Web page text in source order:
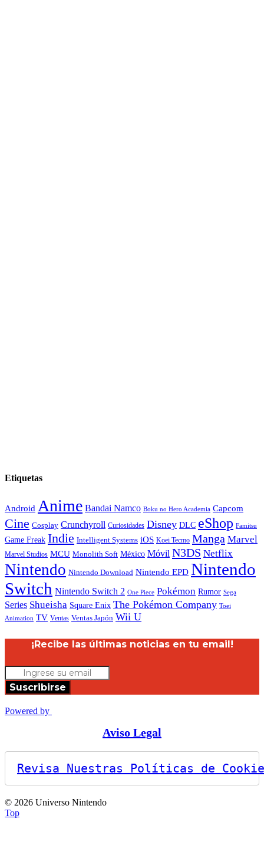
Etiquetas
Android Anime Bandai Namco Boku no Hero Academia Capcom
Cine Cosplay Crunchyroll Curiosidades Disney DLC eShop Famitsu
Game Freak Indie Intelligent Systems iOS Koei Tecmo Manga Marvel
Marvel Studios MCU Monolith Soft México Móvil N3DS Netflix
Nintendo Nintendo Download Nintendo EPD Nintendo
Switch Nintendo Switch 2 One Piece Pokémon Rumor Sega
Series Shueisha Square Enix The Pokémon Company Toei
Animation TV Ventas Ventas Japón Wii U
¡Recibe las últimas noticias en tu email!
Suscribirse
Powered by
Aviso Legal
Revisa Nuestras Políticas de
© 2026 Universo Nintendo
Top